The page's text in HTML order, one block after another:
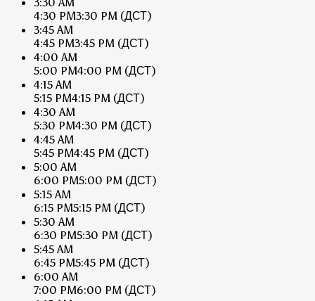
4:30 PM3:30 PM (ДСТ)
3:45 AM
4:45 PM3:45 PM (ДСТ)
4:00 AM
5:00 PM4:00 PM (ДСТ)
4:15 AM
5:15 PM4:15 PM (ДСТ)
4:30 AM
5:30 PM4:30 PM (ДСТ)
4:45 AM
5:45 PM4:45 PM (ДСТ)
5:00 AM
6:00 PM5:00 PM (ДСТ)
5:15 AM
6:15 PM5:15 PM (ДСТ)
5:30 AM
6:30 PM5:30 PM (ДСТ)
5:45 AM
6:45 PM5:45 PM (ДСТ)
6:00 AM
7:00 PM6:00 PM (ДСТ)